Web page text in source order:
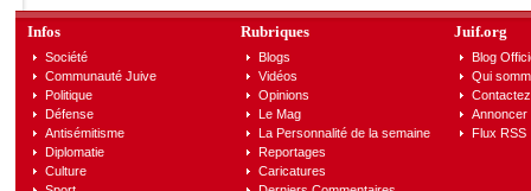
Infos
Société
Communauté Juive
Politique
Défense
Antisémitisme
Diplomatie
Culture
Rubriques
Blogs
Vidéos
Opinions
Le Mag
La Personnalité de la semaine
Reportages
Caricatures
Juif.org
Blog
Qui
Annoncer
Flux RSS